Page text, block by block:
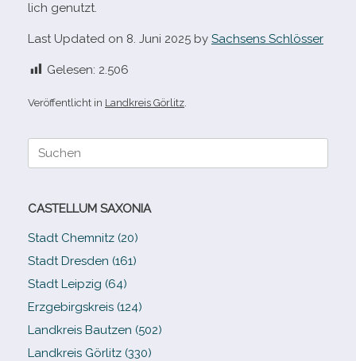
lich genutzt.
Last Updated on 8. Juni 2025 by Sachsens Schlösser
Gelesen: 2.506
Veröffentlicht in Landkreis Görlitz
Suche
CASTELLUM SAXONIA
Stadt Chemnitz (20)
Stadt Dresden (161)
Stadt Leipzig (64)
Erzgebirgskreis (124)
Landkreis Bautzen (502)
Landkreis Görlitz (330)